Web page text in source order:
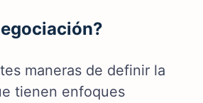
maneras de definir la
tienen enfoques